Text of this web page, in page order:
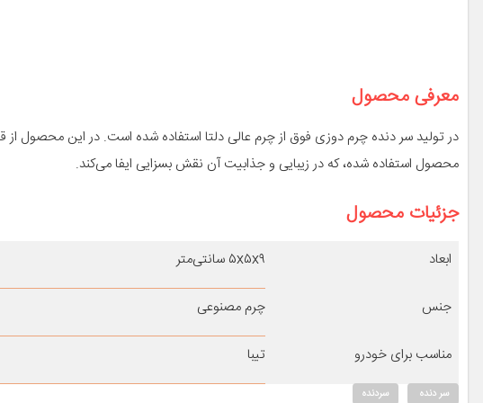
معرفی محصول
در تولید سر دنده چرم دوزی فوق از چرم عالی دلتا استفاده شده است. در این محصول
محصول استفاده شده، که در زیبایی و جذابیت آن نقش بسزایی ایفا می‌کند.
جزئیات محصول
ابعاد ۵x۵x۹ سانتی‌متر
جنس چرم مصنوعی
مناسب برای خودرو تیبا
سر دنده سردنده